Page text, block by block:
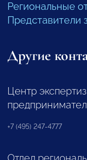
Региональные
Представители
Другие
Центр
+7 (495) 247-4777